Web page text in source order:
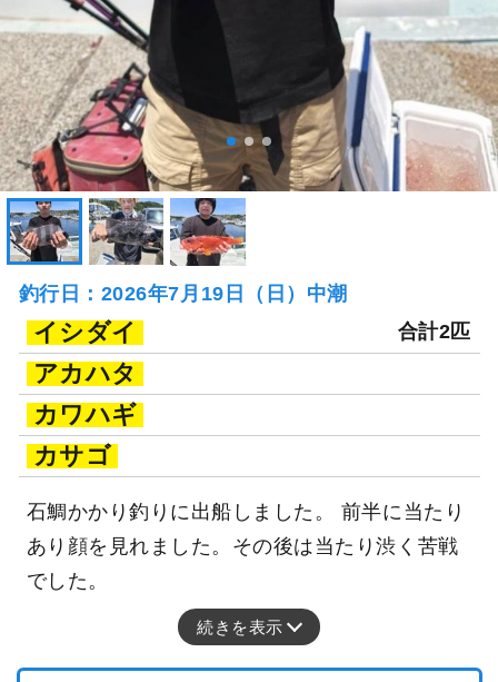
釣行日：2026年7月19日（日）中潮
イシダイ 合計2匹
アカハタ
カワハギ
カサゴ
石鯛かかり釣りに出船しました。 前半に当たり
あり顔を見れました。その後は当たり渋く苦戦
でした。
続きを表示